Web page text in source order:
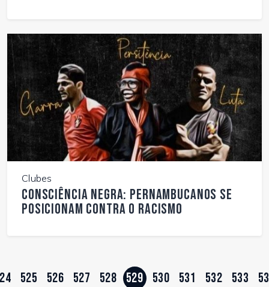
Clubes
Consciência negra: pernambucanos se
posicionam contra o racismo
525 526 527 528 529 530 531 532 533